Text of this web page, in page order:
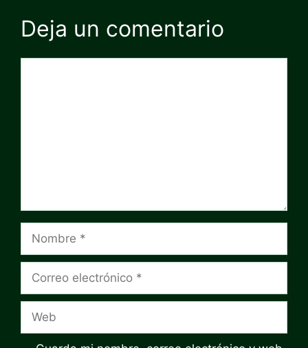
Deja un comentario
electrónico